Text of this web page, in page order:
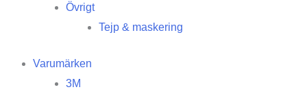
Övrigt
Tejp & maskering
Varumärken
3M